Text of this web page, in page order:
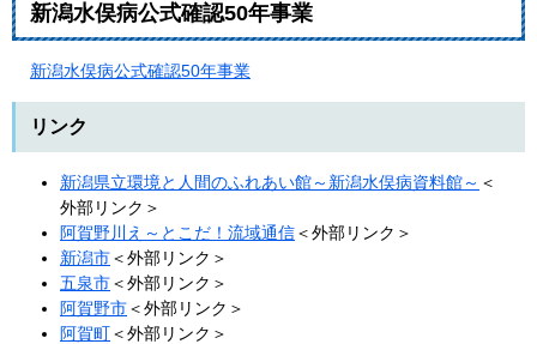
新潟水俣病公式確認50年事業
新潟水俣病公式確認50年事業
リンク
新潟県立環境と人間のふれあい館～新潟水俣病資料館～ ＜
外部リンク＞
阿賀野川え～とこだ！流域通信＜外部リンク＞
新潟市＜外部リンク＞
五泉市＜外部リンク＞
阿賀野市＜外部リンク＞
阿賀町＜外部リンク＞